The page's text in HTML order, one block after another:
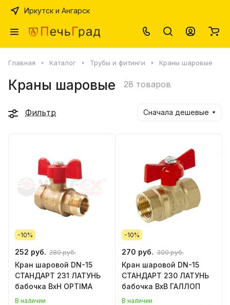
Иркутск и Ангарск
Главная Каталог Трубы и фитинги Краны шаровые
Краны шаровые 28 товаров
Фильтр Сначала дешевые
-10%
252 руб. 280 руб.
Кран шаровой DN-15
СТАНДАРТ 231 ЛАТУНЬ
бабочка ВхН OPTIMA
В наличии
-10%
270 руб. 300 руб.
Кран шаровой DN-15
СТАНДАРТ 230 ЛАТУНЬ
бабочка ВхВ ГАЛЛОП
В наличии